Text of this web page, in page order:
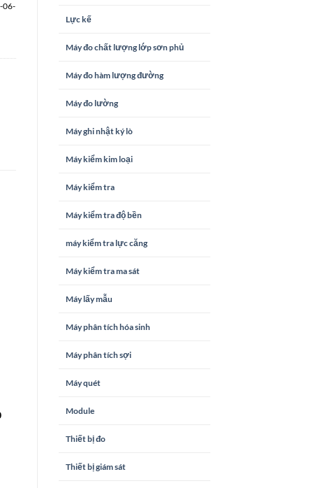
Lực kế
Máy đo chất lượng lớp sơn phủ
Máy đo hàm lượng đường
Máy đo lường
Máy ghi nhật ký lò
Máy kiểm kim loại
Máy kiểm tra
Máy kiểm tra độ bền
máy kiểm tra lực căng
Máy kiểm tra ma sát
Máy lấy mẫu
Máy phân tích hóa sinh
Máy phân tích sợi
Máy quét
Module
Thiết bị đo
Thiết bị giám sát
06-